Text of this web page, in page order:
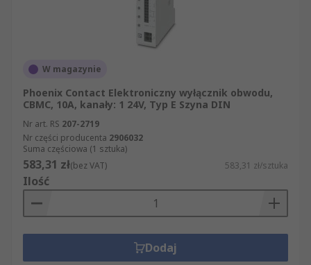
W magazynie
Phoenix Contact Elektroniczny wyłącznik obwodu,
CBMC, 10A, kanały: 1 24V, Typ E Szyna DIN
Nr art. RS 207-2719
Nr części producenta 2906032
Suma częściowa (1 sztuka)
583,31 zł(bez VAT) 583,31 zł/sztuka
Ilość
Dodaj